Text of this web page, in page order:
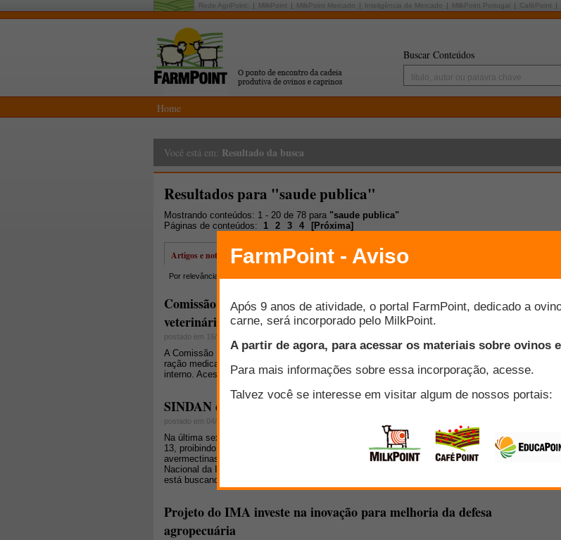
Rede AgriPoint: MilkPoint MilkPoint Mercado Inteligência de Mercado MilkPoint Portugal CaféPoint
Buscar Conteúdos
Home
Você está em: Resultado da busca
Resultados para "saude publica"
Mostrando conteúdos: 1 - 20 de 78 para "saude publica"
Páginas de conteúdos:
1 2 3 4 [Próxima]
Artigos e notícias
Por relevância
Comissão Europeia adota novas propostas para medicamentos
veterinários e rações medicadas
postado em 16/09/2014
A Comissão Europeia adotou na semana passada propostas sobre medicamentos veterinários e
ração medicada que visam melhorar a saúde animal e a saúde pública, bem como o mercado
interno. Acesse e veja as perguntas e respostas sobre as propostas.
SINDAN divulga nota de esclarecimento sobre proibição de avermectinas
postado em 04/06/2014
Na última sexta-feira (30), foi publicada no Diário Oficial da União (DOU) a Instrução Normativa n°
13, proibindo a fabricação, manipulação, fracionamento, comercialização e importação de
avermectinas de longa ação. Diante desse fato, Ricardo Pinto, presidente do SINDAN (Sindicato
Nacional da Indústria de Produtos para a Saúde Animal), divulgou um comunicado afirmando que
está buscando acesso ao processo administrativo [...]
Projeto do IMA investe na inovação para melhoria da defesa
agropecuária